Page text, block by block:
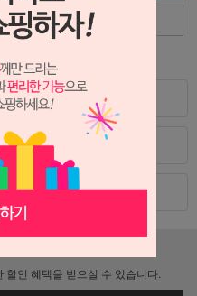
호 찾기
인 혜택을 받으실 수 있습니다.